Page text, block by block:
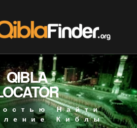
QIBLA
Найти
Киблы